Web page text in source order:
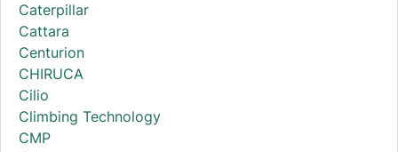
Caterpillar
Cattara
Centurion
CHIRUCA
Cilio
Climbing Technology
CMP